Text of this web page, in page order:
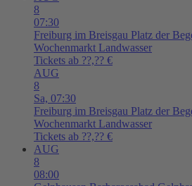
8
07:30
Freiburg im Breisgau Platz der
Wochenmarkt Landwasser
Tickets ab ??,?? €
AUG
8
Sa, 07:30
Freiburg im Breisgau Platz der
Wochenmarkt Landwasser
Tickets ab ??,?? €
AUG
8
08:00